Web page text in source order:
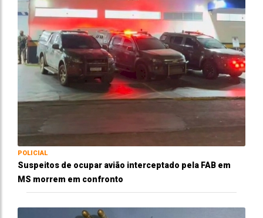
POLICIAL
Suspeitos de ocupar avião interceptado pela FAB em
MS morrem em confronto